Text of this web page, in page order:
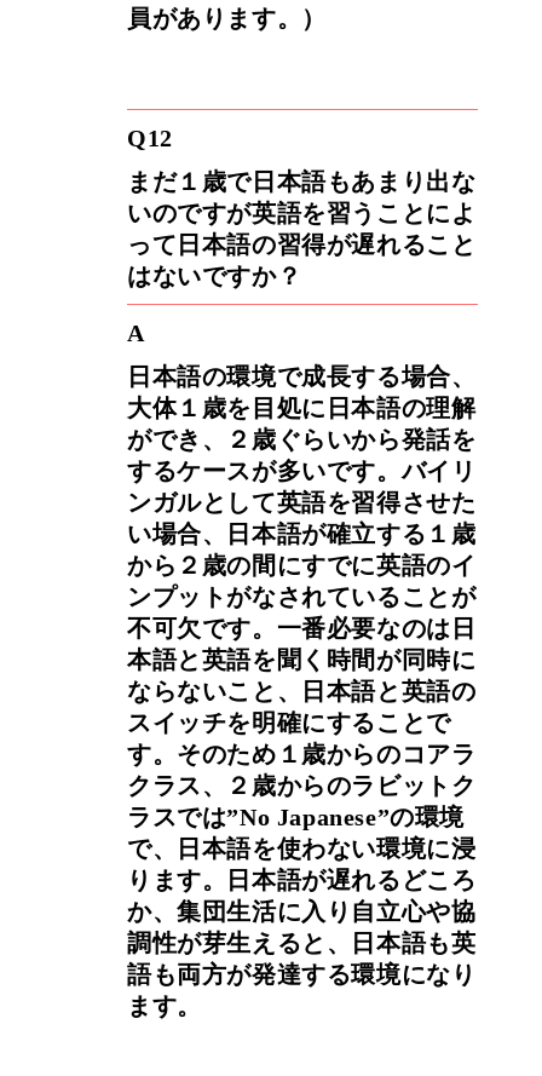
員があります。）
Q12
まだ１歳で日本語もあまり出な
いのですが英語を習うことによ
って日本語の習得が遅れること
はないですか？
A
日本語の環境で成長する場合、
大体１歳を目処に日本語の理解
ができ、２歳ぐらいから発話を
するケースが多いです。バイリ
ンガルとして英語を習得させた
い場合、日本語が確立する１歳
から２歳の間にすでに英語のイ
ンプットがなされていることが
不可欠です。一番必要なのは日
本語と英語を聞く時間が同時に
ならないこと、日本語と英語の
スイッチを明確にすることで
す。そのため１歳からのコアラ
クラス、２歳からのラビットク
ラスでは”No Japanese”の環境
で、日本語を使わない環境に浸
ります。日本語が遅れるどころ
か、集団生活に入り自立心や協
調性が芽生えると、日本語も英
語も両方が発達する環境になり
ます。